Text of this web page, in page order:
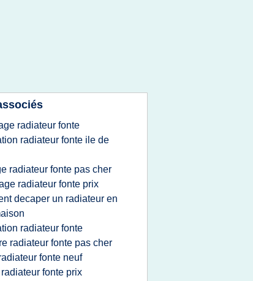
radiateur fonte
radiateur fonte ile de
radiateur fonte pas cher
radiateur fonte prix
decaper un radiateur en
radiateur fonte
radiateur fonte pas cher
fonte neuf
fonte prix